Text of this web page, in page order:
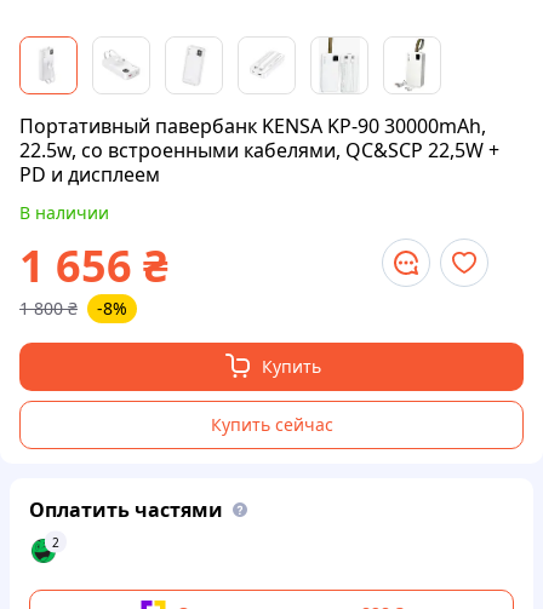
Портативный павербанк KENSA KP-90 30000mAh,
22.5w, со встроенными кабелями, QC&SCP 22,5W +
PD и дисплеем
В наличии
1 656 ₴
1 800 ₴ -8%
Купить
Купить сейчас
Оплатить частями
2